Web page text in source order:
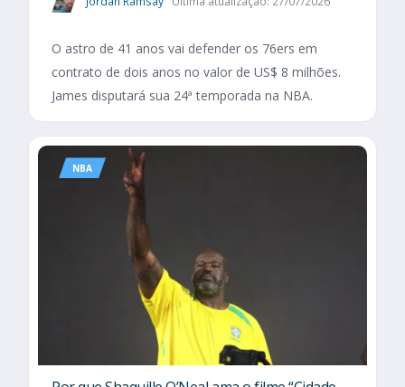
O astro de 41 anos vai defender os 76ers em
contrato de dois anos no valor de US$ 8 milhões.
James disputará sua 24ª temporada na NBA.
NBA